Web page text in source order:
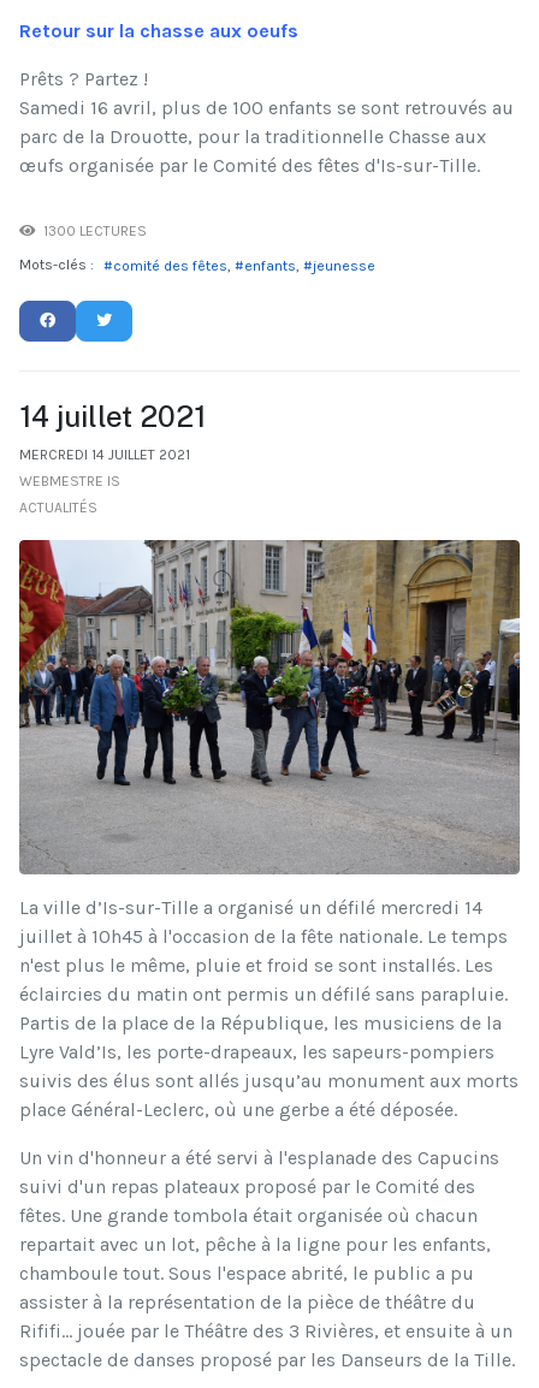
Retour sur la chasse aux oeufs
Prêts ? Partez !
Samedi 16 avril, plus de 100 enfants se sont retrouvés au
parc de la Drouotte, pour la traditionnelle Chasse aux
œufs organisée par le Comité des fêtes d'Is-sur-Tille.
1300 LECTURES
Mots-clés :
comité des fêtes enfants jeunesse
14 juillet 2021
MERCREDI 14 JUILLET 2021
WEBMESTRE IS
ACTUALITÉS
La ville d’Is-sur-Tille a organisé un défilé mercredi 14
juillet à 10h45 à l'occasion de la fête nationale. Le temps
n'est plus le même, pluie et froid se sont installés. Les
éclaircies du matin ont permis un défilé sans parapluie.
Partis de la place de la République, les musiciens de la
Lyre Vald’Is, les porte-drapeaux, les sapeurs-pompiers
suivis des élus sont allés jusqu’au monument aux morts
place Général-Leclerc, où une gerbe a été déposée.
Un vin d'honneur a été servi à l'esplanade des Capucins
suivi d'un repas plateaux proposé par le Comité des
fêtes. Une grande tombola était organisée où chacun
repartait avec un lot, pêche à la ligne pour les enfants,
chamboule tout. Sous l'espace abrité, le public a pu
assister à la représentation de la pièce de théâtre du
Rififi... jouée par le Théâtre des 3 Rivières, et ensuite à un
spectacle de danses proposé par les Danseurs de la Tille.